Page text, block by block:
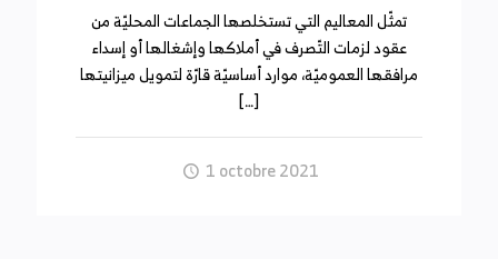
تمثّل المعاليم التي تستخلصها الجماعات المحليّة من
عقود لزمات التّصرف في أملاكها وإشغالها أو إسداء
مرافقها العموميّة، موارد أساسيّة قارّة لتمويل ميزانيتها
[…]
1 octobre 2021